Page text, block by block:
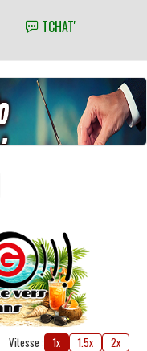
TCHAT'
Vitesse : 1x 1.5x 2x